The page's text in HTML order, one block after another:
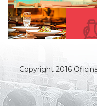
Copyright 2016